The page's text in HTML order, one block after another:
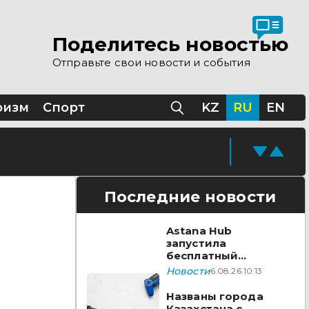
Поделитесь новостью
Отправьте свои новости и события
Спорт KZ RU EN
Последние новости
Astana Hub
запустила
бесплатный
акселератор для
видеоигр
Новости6.08.26 10:13
Названы города